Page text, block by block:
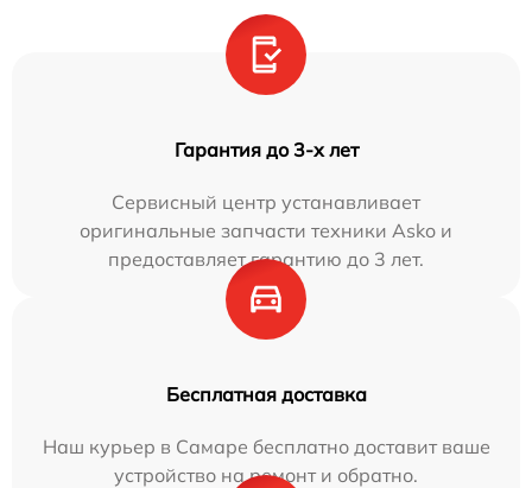
Гарантия до 3-х лет
Сервисный центр устанавливает
оригинальные запчасти техники Asko и
предоставляет гарантию до 3 лет.
Бесплатная доставка
Наш курьер в Самаре бесплатно доставит ваше
устройство на ремонт и обратно.